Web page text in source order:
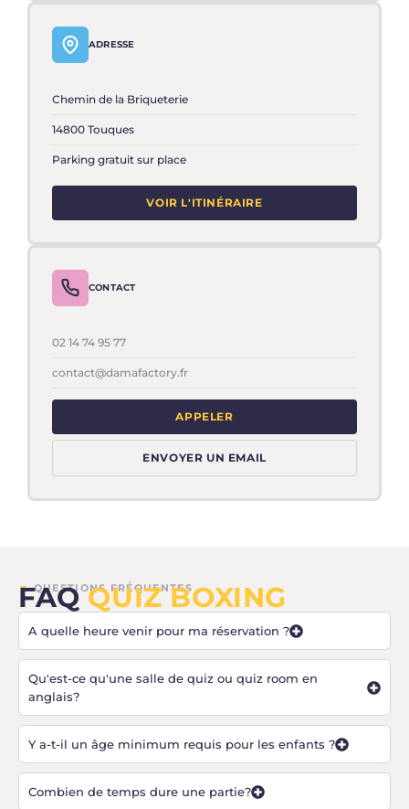
ADRESSE
Chemin de la Briqueterie
14800 Touques
Parking gratuit sur place
VOIR L'ITINÉRAIRE
CONTACT
02 14 74 95 77
contact@damafactory.fr
APPELER
ENVOYER UN EMAIL
▼ QUESTIONS FRÉQUENTES
FAQQUIZ BOXING
A quelle heure venir pour ma réservation ?
Qu'est-ce qu'une salle de quiz ou quiz room en
anglais?
Y a-t-il un âge minimum requis pour les enfants ?
Combien de temps dure une partie?